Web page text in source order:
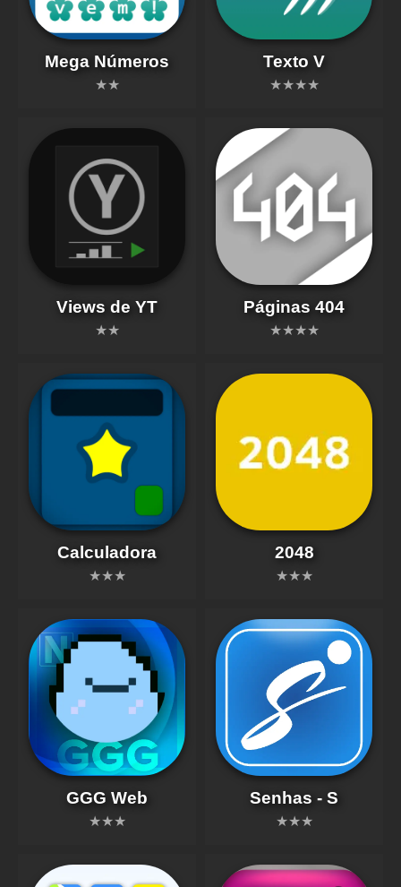
Mega Números
★★
Texto V
★★★★
Views de YT
★★
Páginas 404
★★★★
Calculadora
★★★
2048
★★★
GGG Web
★★★
Senhas - S
★★★